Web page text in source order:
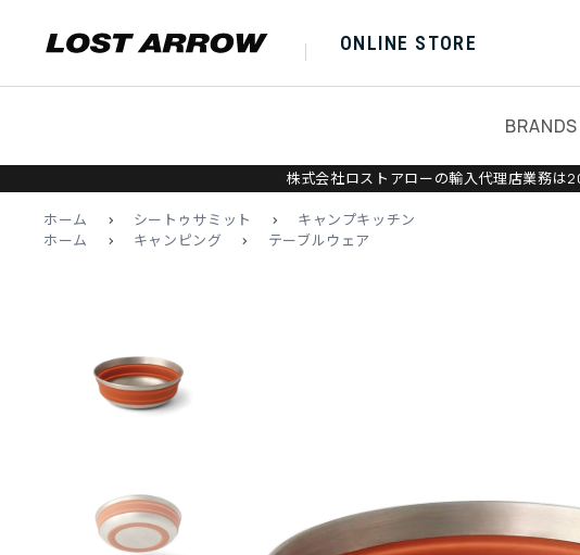
ONLINE STORE
BRANDS
株式会社ロストアローの輸入代理店業務は
ホーム > シートゥサミット >
キャンプキッチン
ホーム
> キャンピング > テーブルウェア